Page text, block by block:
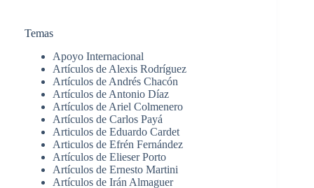
Temas
Apoyo Internacional
Artículos de Alexis Rodríguez
Artículos de Andrés Chacón
Artículos de Antonio Díaz
Artículos de Ariel Colmenero
Artículos de Carlos Payá
Articulos de Eduardo Cardet
Articulos de Efrén Fernández
Artículos de Elieser Porto
Artículos de Ernesto Martini
Artículos de Irán Almaguer